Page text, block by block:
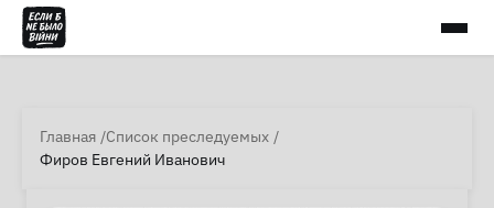
Главная Список преследуемых
Фиров Евгений Иванович